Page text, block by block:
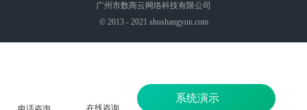
广州市数商云网络科技有限公司
© 2013 - 2021 shushangyun.com
在线咨询
系统演示